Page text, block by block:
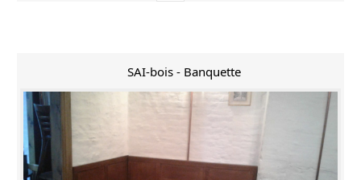
SAI-bois - Banquette